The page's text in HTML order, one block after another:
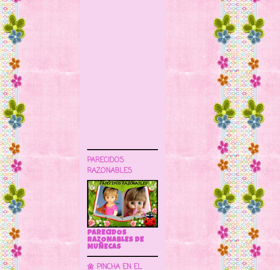
PARECIDOS
RAZONABLES
PARECIDOS
RAZONABLES DE
MUÑECAS
🌼 PINCHA EN EL